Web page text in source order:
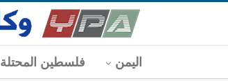
اليمن فلسطين المحتلة